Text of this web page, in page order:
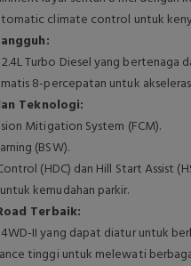
climate control untuk
Turbo Diesel yang bertenaga
8-percepatan untuk
Teknologi:
Mitigation System (FCM).
(BSW).
(HDC) dan Hill Start Assist
kemudahan parkir.
Terbaik:
II yang dapat diatur untuk
tinggi untuk melewati